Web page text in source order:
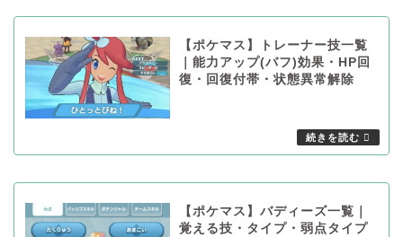
【ポケマス】トレーナー技一覧
｜能力アップ(バフ)効果・HP回
復・回復付帯・状態異常解除
【ポケマス】バディーズ一覧｜
覚える技・タイプ・弱点タイプ